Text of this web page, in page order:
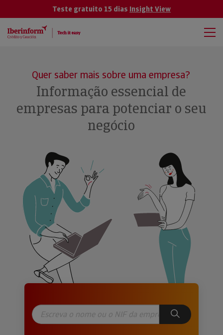
Teste gratuito 15 dias Insight View
Quer saber mais sobre uma empresa?
Informação essencial de
empresas para potenciar o seu
negócio